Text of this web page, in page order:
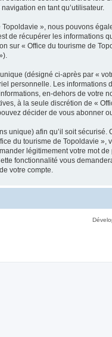
en tant qu’utilisateur.
», nous pouvons
de récupérer les
sur « Office du tourisme de
(désigné ci-après par «
personnelle. Les
en-dehors de votre
à la seule discrétion de «
décider de vous abonner
unique) afin qu’il soit
du tourisme de Topoldavie
légitimement votre mot
fonctionnalité vous
votre compte.